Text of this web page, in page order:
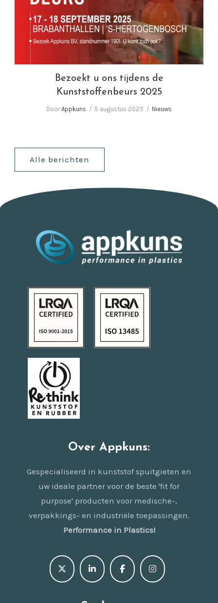
Bezoekt u ons tijdens de
Kunststoffenbeurs 2025
DoorAppkuns 5 augustus 2025 Nieuws
Alle berichten
Over Appkuns:
Gespecialiseerd in kunststof spuitgieten en
uw ideale partner voor de beste 'fit for
purpose' producten voor medische-,
verpakkings- en industriële toepassingen.
Performance in Plastics!